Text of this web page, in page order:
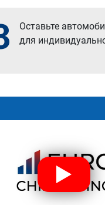
Оставьте
для